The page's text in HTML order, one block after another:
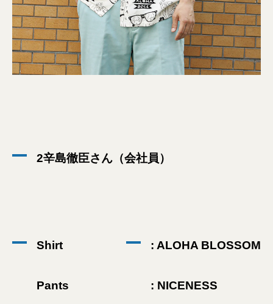
2辛島徹臣さん（会社員）
Shirt
Pants
: ALOHA BLOSSOM
: NICENESS